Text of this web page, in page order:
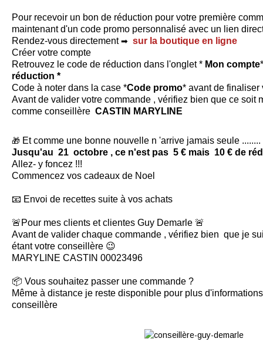
Pour recevoir un bon de réduction pour votre première
maintenant d'un code promo personnalisé avec un lien
Rendez-vous directement➡ sur la boutique en ligne
Créer votre compte
Retrouvez le code de réduction dans l'onglet * Mon compte
réduction *
Code à noter dans la case *Code promo* avant de finaliser
Avant de valider votre commande , vérifiez bien que ce soit
comme conseillère CASTIN MARYLINE
🎁 Et comme une bonne nouvelle n 'arrive jamais seule ........
Jusqu'au 21 octobre , ce n'est pas 5 € mais 10 € de
Allez- y foncez !!!
Commencez vos cadeaux de Noel
📧 Envoi de recettes suite à vos achats
🚨Pour mes clients et clientes Guy Demarle 🚨
Avant de valider chaque commande , vérifiez bien que je
étant votre conseillère 😉
MARYLINE CASTIN 00023496
📦 Vous souhaitez passer une commande ?
Même à distance je reste disponible pour plus
conseillère